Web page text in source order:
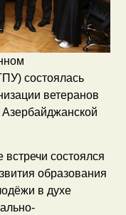
состоялась
ветеранов
встречи состоялся
образования
в духе